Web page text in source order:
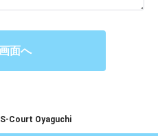
S-Court Oyaguchi